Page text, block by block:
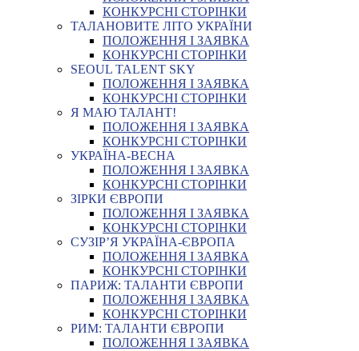
КОНКУРСНІ СТОРІНКИ
ТАЛАНОВИТЕ ЛІТО УКРАЇНИ
ПОЛОЖЕННЯ І ЗАЯВКА
КОНКУРСНІ СТОРІНКИ
SEOUL TALENT SKY
ПОЛОЖЕННЯ І ЗАЯВКА
КОНКУРСНІ СТОРІНКИ
Я МАЮ ТАЛАНТ!
ПОЛОЖЕННЯ І ЗАЯВКА
КОНКУРСНІ СТОРІНКИ
УКРАЇНА-ВЕСНА
ПОЛОЖЕННЯ І ЗАЯВКА
КОНКУРСНІ СТОРІНКИ
ЗІРКИ ЄВРОПИ
ПОЛОЖЕННЯ І ЗАЯВКА
КОНКУРСНІ СТОРІНКИ
СУЗІР’Я УКРАЇНА-ЄВРОПА
ПОЛОЖЕННЯ І ЗАЯВКА
КОНКУРСНІ СТОРІНКИ
ПАРИЖ: ТАЛАНТИ ЄВРОПИ
ПОЛОЖЕННЯ І ЗАЯВКА
КОНКУРСНІ СТОРІНКИ
РИМ: ТАЛАНТИ ЄВРОПИ
ПОЛОЖЕННЯ І ЗАЯВКА